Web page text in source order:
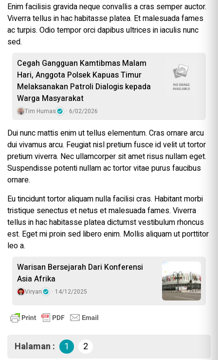
Enim facilisis gravida neque convallis a cras semper auctor.
Viverra tellus in hac habitasse platea. Et malesuada fames
ac turpis. Odio tempor orci dapibus ultrices in iaculis nunc
sed.
Cegah Gangguan Kamtibmas Malam
Hari, Anggota Polsek Kapuas Timur
Melaksanakan Patroli Dialogis kepada
Warga Masyarakat
Tim Humas 6/02/2026
Dui nunc mattis enim ut tellus elementum. Cras ornare arcu
dui vivamus arcu. Feugiat nisl pretium fusce id velit ut tortor
pretium viverra. Nec ullamcorper sit amet risus nullam eget.
Suspendisse potenti nullam ac tortor vitae purus faucibus
ornare.
Eu tincidunt tortor aliquam nulla facilisi cras. Habitant morbi
tristique senectus et netus et malesuada fames. Viverra
tellus in hac habitasse platea dictumst vestibulum rhoncus
est. Eget mi proin sed libero enim. Mollis aliquam ut porttitor
leo a.
Warisan Bersejarah Dari Konferensi
Asia Afrika
Viryan 14/12/2025
Halaman : 1 2